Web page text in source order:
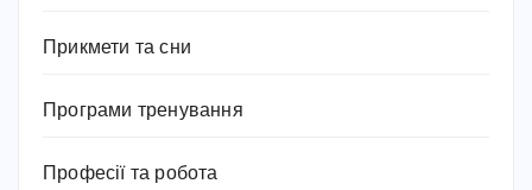
Прикмети та сни
Програми тренування
Професії та робота